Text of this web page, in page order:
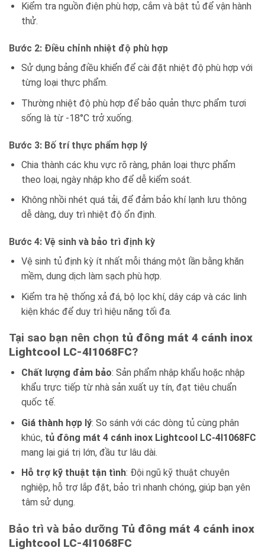
Kiểm tra nguồn điện phù hợp, cắm và bật tủ để vận hành
thử.
Bước 2: Điều chỉnh nhiệt độ phù hợp
Sử dụng bảng điều khiển để cài đặt nhiệt độ phù hợp với
từng loại thực phẩm.
Thường nhiệt độ phù hợp để bảo quản thực phẩm tươi
sống là từ -18°C trở xuống.
Bước 3: Bố trí thực phẩm hợp lý
Chia thành các khu vực rõ ràng, phân loại thực phẩm
theo loại, ngày nhập kho để dễ kiểm soát.
Không nhồi nhét quá tải, để đảm bảo khí lạnh lưu thông
dễ dàng, duy trì nhiệt độ ổn định.
Bước 4: Vệ sinh và bảo trì định kỳ
Vệ sinh tủ định kỳ ít nhất mỗi tháng một lần bằng khăn
mềm, dung dịch làm sạch phù hợp.
Kiểm tra hệ thống xả đá, bộ lọc khí, dây cáp và các linh
kiện khác để duy trì hiệu năng tối đa.
Tại sao bạn nên chọn tủ đông mát 4 cánh inox
Lightcool LC-4I1068FC?
Chất lượng đảm bảo: Sản phẩm nhập khẩu hoặc nhập
khẩu trực tiếp từ nhà sản xuất uy tín, đạt tiêu chuẩn
quốc tế.
Giá thành hợp lý: So sánh với các dòng tủ cùng phân
khúc, tủ đông mát 4 cánh inox Lightcool LC-4I1068FC
mang lại giá trị lớn, đầu tư lâu dài.
Hỗ trợ kỹ thuật tận tình: Đội ngũ kỹ thuật chuyên
nghiệp, hỗ trợ lắp đặt, bảo trì nhanh chóng, giúp bạn yên
tâm sử dụng.
Bảo trì và bảo dưỡng Tủ đông mát 4 cánh inox
Lightcool LC-4I1068FC